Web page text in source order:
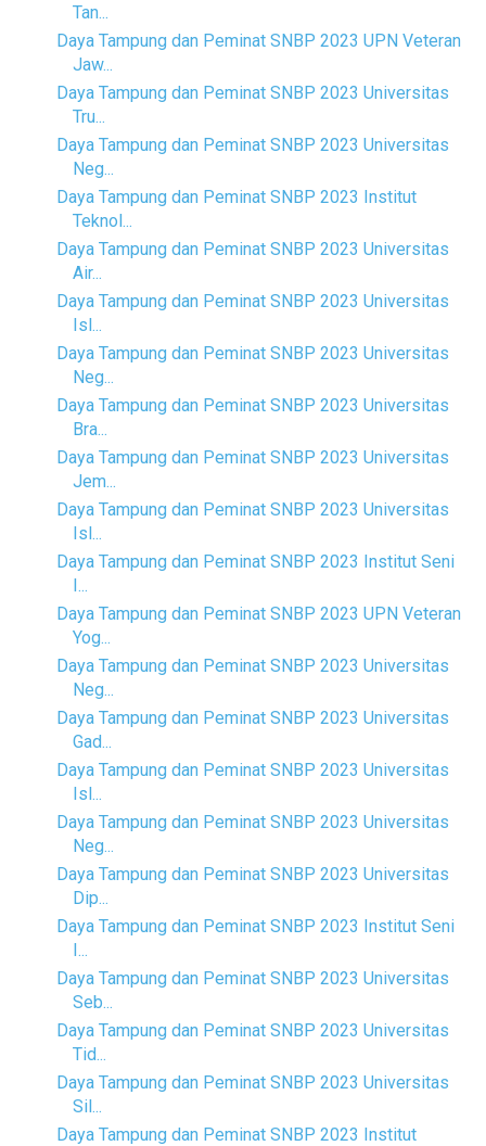
Tan...
Daya Tampung dan Peminat SNBP 2023 UPN Veteran
Jaw...
Daya Tampung dan Peminat SNBP 2023 Universitas
Tru...
Daya Tampung dan Peminat SNBP 2023 Universitas
Neg...
Daya Tampung dan Peminat SNBP 2023 Institut
Teknol...
Daya Tampung dan Peminat SNBP 2023 Universitas
Air...
Daya Tampung dan Peminat SNBP 2023 Universitas
Isl...
Daya Tampung dan Peminat SNBP 2023 Universitas
Neg...
Daya Tampung dan Peminat SNBP 2023 Universitas
Bra...
Daya Tampung dan Peminat SNBP 2023 Universitas
Jem...
Daya Tampung dan Peminat SNBP 2023 Universitas
Isl...
Daya Tampung dan Peminat SNBP 2023 Institut Seni
I...
Daya Tampung dan Peminat SNBP 2023 UPN Veteran
Yog...
Daya Tampung dan Peminat SNBP 2023 Universitas
Neg...
Daya Tampung dan Peminat SNBP 2023 Universitas
Gad...
Daya Tampung dan Peminat SNBP 2023 Universitas
Isl...
Daya Tampung dan Peminat SNBP 2023 Universitas
Neg...
Daya Tampung dan Peminat SNBP 2023 Universitas
Dip...
Daya Tampung dan Peminat SNBP 2023 Institut Seni
I...
Daya Tampung dan Peminat SNBP 2023 Universitas
Seb...
Daya Tampung dan Peminat SNBP 2023 Universitas
Tid...
Daya Tampung dan Peminat SNBP 2023 Universitas
Sil...
Daya Tampung dan Peminat SNBP 2023 Institut